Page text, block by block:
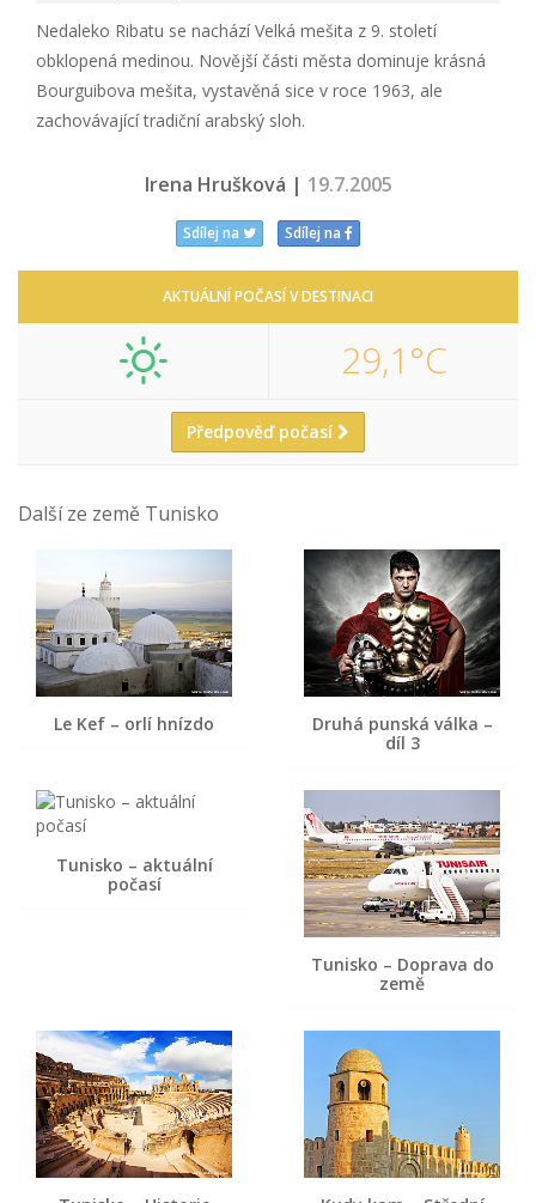
Nedaleko Ribatu se nachází Velká mešita z 9. století
obklopená medinou. Novější části města dominuje krásná
Bourguibova mešita, vystavěná sice v roce 1963, ale
zachovávající tradiční arabský sloh.
Irena Hrušková | 19.7.2005
Sdílej na Sdílej na
AKTUÁLNÍ POČASÍ V DESTINACI
29,1°C
Předpověď počasí
Další ze země Tunisko
Le Kef – orlí hnízdo
Druhá punská válka –
díl 3
Tunisko – aktuální
počasí
Tunisko – Doprava do
země